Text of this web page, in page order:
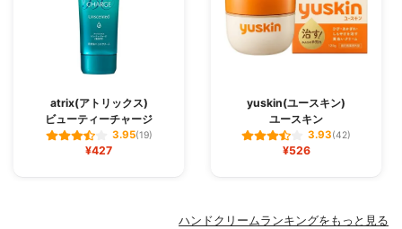
atrix(アトリックス)
ビューティーチャージ
3.95(19)
¥427
yuskin(ユースキン)
ユースキン
3.93(42)
¥526
ハンドクリームランキングをもっと見る